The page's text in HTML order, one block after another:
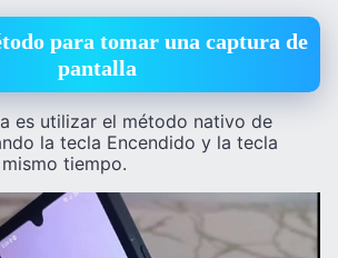
para tomar una captura de
pantalla
es utilizar el método nativo de
la tecla Encendido y la tecla
tiempo.